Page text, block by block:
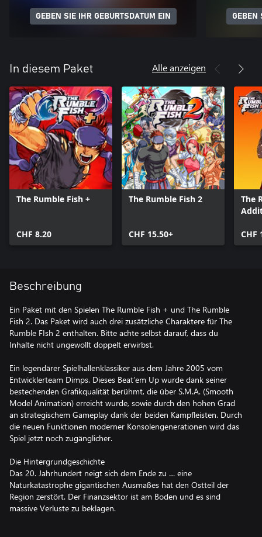
GEBEN SIE IHR GEBURTSDATUM EIN GEBEN
In diesem Paket Alle anzeigen
The Rumble Fish +
CHF 8.20
The Rumble Fish 2
CHF 15.50+
The
CHF
Beschreibung
Ein Paket mit den Spielen The Rumble Fish + und The Rumble
Fish 2. Das Paket wird auch drei zusätzliche Charaktere für The
Rumble FIsh 2 enthalten. Bitte achte selbst darauf, dass du
Inhalte nicht ungewollt doppelt erwirbst.
Ein legendärer Spielhallenklassiker aus dem Jahre 2005 vom
Entwicklerteam Dimps. Dieses Beat’em Up wurde dank seiner
bestechenden Grafikqualität berühmt, die über S.M.A. (Smooth
Model Animation) erreicht wurde, sowie durch den hohen Grad
an strategischem Gameplay dank der beiden Kampfleisten. Durch
die neuen Funktionen moderner Konsolengenerationen wird das
Spiel jetzt noch zugänglicher.
Die Hintergrundgeschichte
Das 20. Jahrhundert neigt sich dem Ende zu … eine
Naturkatastrophe gigantischen Ausmaßes hat den Ostteil der
Region zerstört. Der Finanzsektor ist am Boden und es sind
massive Verluste zu beklagen.